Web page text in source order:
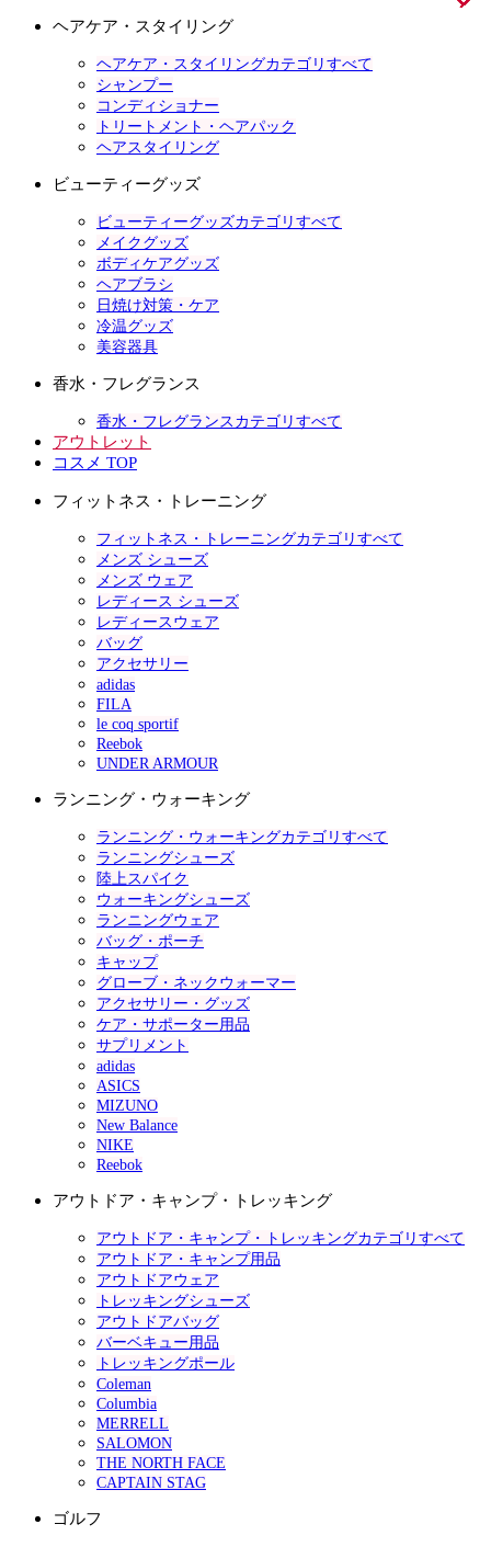
ヘアケア・スタイリング
ヘアケア・スタイリングカテゴリすべて
シャンプー
コンディショナー
トリートメント・ヘアパック
ヘアスタイリング
ビューティーグッズ
ビューティーグッズカテゴリすべて
メイクグッズ
ボディケアグッズ
ヘアブラシ
日焼け対策・ケア
冷温グッズ
美容器具
香水・フレグランス
香水・フレグランスカテゴリすべて
アウトレット
コスメ TOP
フィットネス・トレーニング
フィットネス・トレーニングカテゴリすべて
メンズ シューズ
メンズ ウェア
レディース シューズ
レディースウェア
バッグ
アクセサリー
adidas
FILA
le coq sportif
Reebok
UNDER ARMOUR
ランニング・ウォーキング
ランニング・ウォーキングカテゴリすべて
ランニングシューズ
陸上スパイク
ウォーキングシューズ
ランニングウェア
バッグ・ポーチ
キャップ
グローブ・ネックウォーマー
アクセサリー・グッズ
ケア・サポーター用品
サプリメント
adidas
ASICS
MIZUNO
New Balance
NIKE
Reebok
アウトドア・キャンプ・トレッキング
アウトドア・キャンプ・トレッキングカテゴリすべて
アウトドア・キャンプ用品
アウトドアウェア
トレッキングシューズ
アウトドアバッグ
バーベキュー用品
トレッキングポール
Coleman
Columbia
MERRELL
SALOMON
THE NORTH FACE
CAPTAIN STAG
ゴルフ